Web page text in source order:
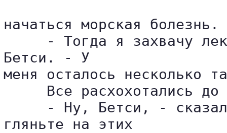
начаться морская болезнь.
- Тогда я захвачу
Бетси. - У
меня осталось несколько
Все расхохотались до
- Ну, Бетси, -
гляньте на этих